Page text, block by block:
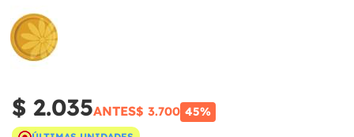
$ 2.035ANTES$ 3.700 45%